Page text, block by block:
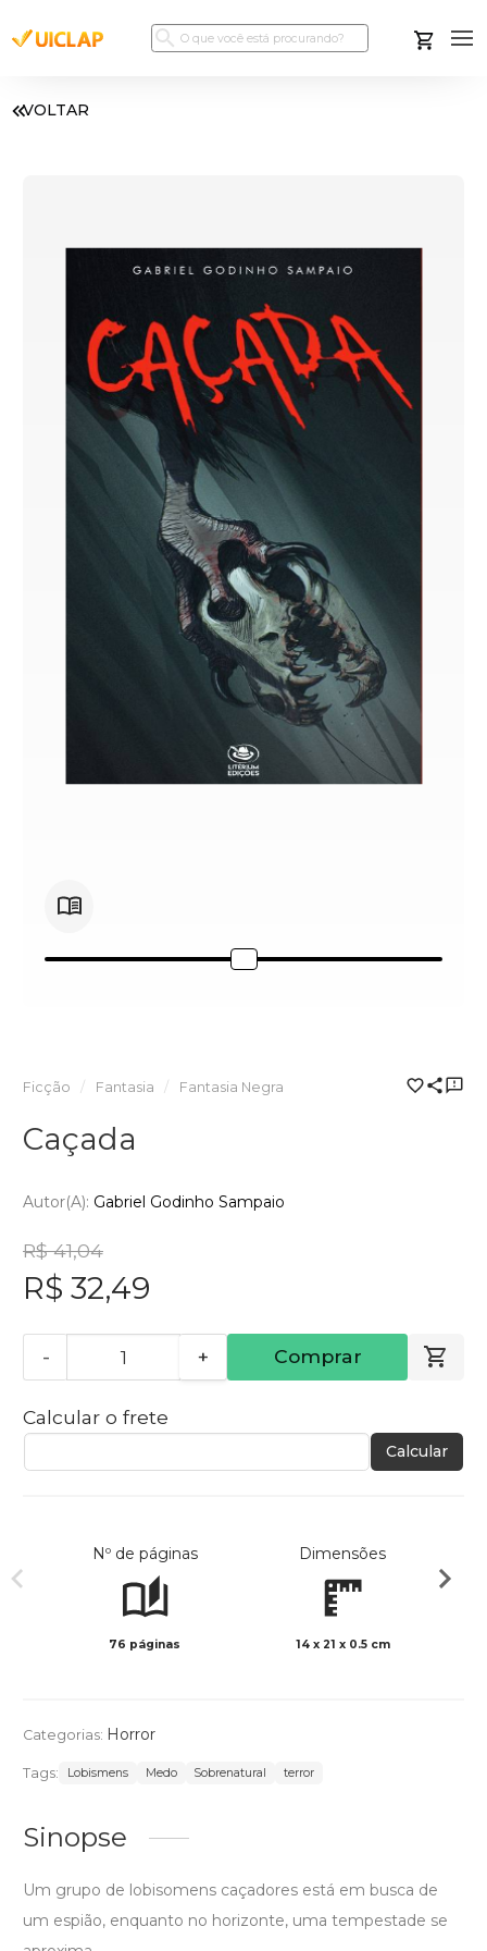
VOLTAR
Ficção Fantasia Fantasia Negra
Caçada
Autor(a): Gabriel Godinho Sampaio
R$ 41,04
R$ 32,49
- + Comprar
Calcular o frete
Calcular
Nº de páginas
76 páginas
Dimensões
14 x 21 x 0.5 cm
Categorias: Horror
Tags: Lobismens Medo Sobrenatural terror
Sinopse
Um grupo de lobisomens caçadores está em busca de
um espião, enquanto no horizonte, uma tempestade se